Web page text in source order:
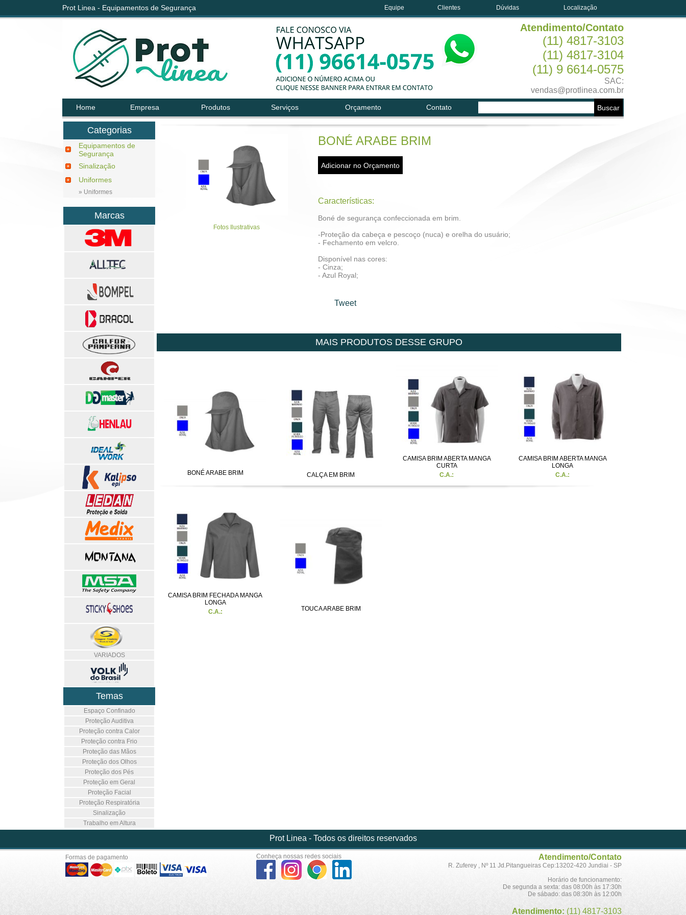
Prot Linea - Equipamentos de Segurança Equipe Clientes Dúvidas Localização
Atendimento/Contato
(11) 4817-3103
(11) 4817-3104
(11) 9 6614-0575
SAC:
vendas@protlinea.com.br
Home Empresa Produtos Serviços Orçamento Contato
Categorias
Equipamentos de
Segurança
Sinalização
Uniformes
» Uniformes
Marcas
VARIADOS
Temas
Espaço Confinado
Proteção Auditiva
Proteção contra Calor
Proteção contra Frio
Proteção das Mãos
Proteção dos Olhos
Proteção dos Pés
Proteção em Geral
Proteção Facial
Proteção Respiratória
Sinalização
Trabalho em Altura
Fotos Ilustrativas
BONÉ ARABE BRIM
Características:
Boné de segurança confeccionada em brim.
-Proteção da cabeça e pescoço (nuca) e orelha do usuário;
- Fechamento em velcro.
Disponível nas cores:
- Cinza;
- Azul Royal;
Tweet
MAIS PRODUTOS DESSE GRUPO
BONÉ ARABE BRIM CALÇA EM BRIM
CAMISA BRIM ABERTA MANGA
CURTA
C.A.:
CAMISA BRIM ABERTA MANGA
LONGA
C.A.:
CAMISA BRIM FECHADA MANGA
LONGA
C.A.:
TOUCA ARABE BRIM
Prot Linea - Todos os direitos reservados
Formas de pagamento Conheça nossas redes sociais Atendimento/Contato
R. Zuferey , Nº 11 Jd.Pitangueiras Cep:13202-420 Jundiai - SP
Horário de funcionamento:
De segunda a sexta: das 08:00h às 17:30h
De sábado: das 08:30h às 12:00h
Atendimento: (11) 4817-3103